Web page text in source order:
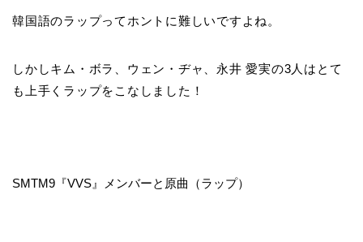
韓国語のラップってホントに難しいですよね。
しかしキム・ボラ、ウェン・ヂャ、永井 愛実の3人はとて
も上手くラップをこなしました！
SMTM9『VVS』メンバーと原曲（ラップ）